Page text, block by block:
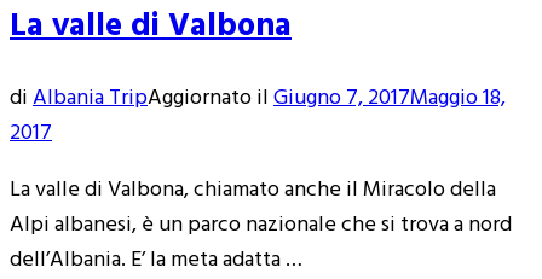
La valle di Valbona
diAlbania TripAggiornato ilGiugno 7, 2017Maggio 18,
2017
La valle di Valbona, chiamato anche il Miracolo della
Alpi albanesi, è un parco nazionale che si trova a nord
dell’Albania. E’ la meta adatta …